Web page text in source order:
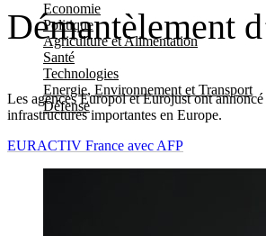
Economie
Politique
Agriculture et Alimentation
Santé
Technologies
Energie, Environnement et Transport
Défense
Démantèlement
Les agences Europol et Eurojust ont
infrastructures importantes en Europe.
EURACTIV France avec AFP